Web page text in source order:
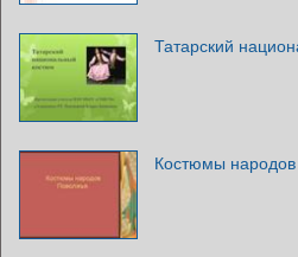
Татарский
Костюмы